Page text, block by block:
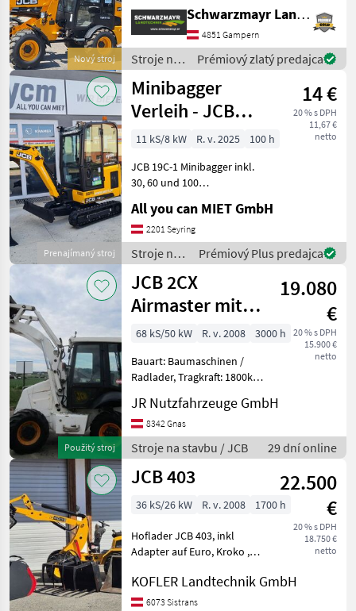
Nový stroj
výškou zdvihu: 3 500 mm - s
užitočným zaťažením: 1 100
kg - s výklopným zaťažením
1 935 kg
Schwarzmayr Landtechnik GmbH - Gampern
4851 Gampern
Stroje na
stavbu /
JCB
Prémiový zlatý predajca
Prenajímaný stroj
Minibagger
Verleih - JCB
Bagger Mieten.
14 €
20 % s DPH
11,67 €
netto
11 kS/8 kW R. v. 2025
100 h
JCB 19C-1 Minibagger inkl.
30, 60 und 100
Minibagger 19C-1 Daten:
Mini Bagger JCB
Eigengewicht 1, 94t
Transportbreite 1, 0m
Grabtiefe 2, 81
All you can MIET GmbH
2201 Seyring
Stroje na
stavbu /
JCB
Prémiový Plus predajca
Použitý stroj
JCB 2CX
Airmaster mit
Schaufel +
Luftkompressor
19.080
€
20 % s DPH
15.900 €
netto
68 kS/50 kW R. v. 2008
3000 h
Bauart: Baumaschinen /
Radlader, Tragkraft: 1800kg,
Ventil, Heizung, Vollkabine,
Beschreibung: JCB 2CX
Airmaster -- Baujahr 2008 --
3000 Betr
JR Nutzfahrzeuge GmbH
8342 Gnas
Stroje na stavbu / JCB 29 dní online
JCB 403
22.500
€
20 % s DPH
18.750 €
netto
36 kS/26 kW R. v. 2008 1700 h
Hoflader JCB 403, inkl
Adapter auf Euro, Kroko ,
Palettengabel ,
Leichgutschaufel Náhradný
KOFLER Landtechnik GmbH
6073 Sistrans